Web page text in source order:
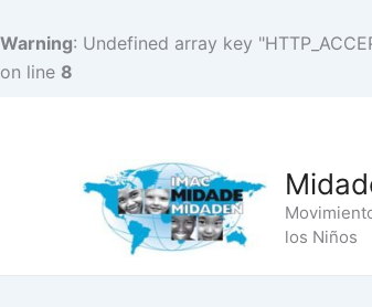
Warning: Undefined array key
on line 8
los Niños